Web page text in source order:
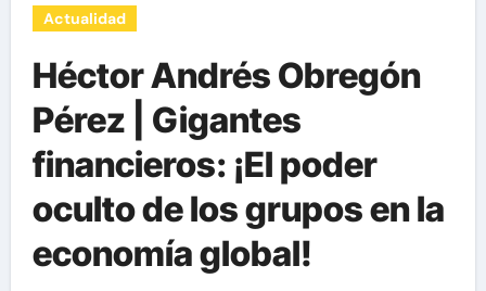
Actualidad
Héctor Andrés Obregón
Pérez | Gigantes
financieros: ¡El poder
oculto de los grupos en la
economía global!